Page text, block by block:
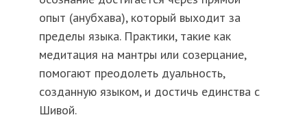
опыт (анубхава), который выходит за
пределы языка. Практики, такие как
медитация на мантры или созерцание,
помогают преодолеть дуальность,
созданную языком, и достичь единства с
Шивой.